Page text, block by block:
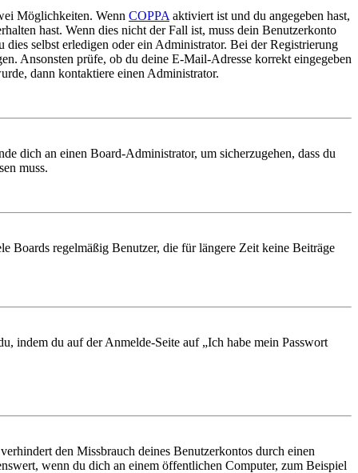
Möglichkeiten. Wenn COPPA aktiviert ist und du angegeben hast,
hast. Wenn dies nicht der Fall ist, muss dein Benutzerkonto
selbst erledigen oder ein Administrator. Bei der Registrierung
Ansonsten prüfe, ob du deine E-Mail-Adresse korrekt eingegeben
dann kontaktiere einen Administrator.
dich an einen Board-Administrator, um sicherzugehen, dass du
muss.
Boards regelmäßig Benutzer, die für längere Zeit keine Beiträge
indem du auf der Anmelde-Seite auf „Ich habe mein Passwort
den Missbrauch deines Benutzerkontos durch einen
wenn du dich an einem öffentlichen Computer, zum Beispiel